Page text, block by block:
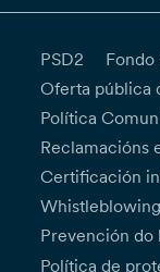
PSD2
Fondo
Oferta pública
Política
Reclamacións
Certificación
Whistleblowing
Prevención do
Política de